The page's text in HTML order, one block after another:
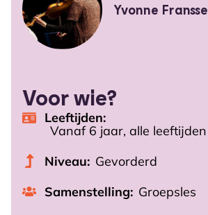
Yvonne
Voor wie?
Leeftijden:
Vanaf 6 jaar, alle
Niveau: Gevorderd
Samenstelling: Groepsles